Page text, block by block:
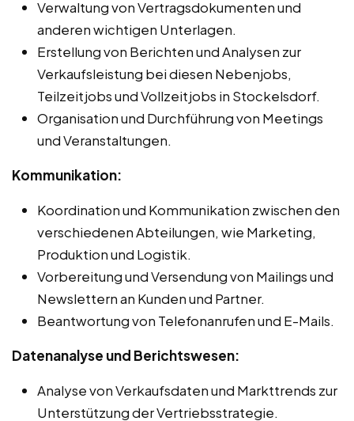
Verwaltung von Vertragsdokumenten und
anderen wichtigen Unterlagen.
Erstellung von Berichten und Analysen zur
Verkaufsleistung bei diesen Nebenjobs,
Teilzeitjobs und Vollzeitjobs in Stockelsdorf.
Organisation und Durchführung von Meetings
und Veranstaltungen.
Kommunikation:
Koordination und Kommunikation zwischen den
verschiedenen Abteilungen, wie Marketing,
Produktion und Logistik.
Vorbereitung und Versendung von Mailings und
Newslettern an Kunden und Partner.
Beantwortung von Telefonanrufen und E-Mails.
Datenanalyse und Berichtswesen:
Analyse von Verkaufsdaten und Markttrends zur
Unterstützung der Vertriebsstrategie.